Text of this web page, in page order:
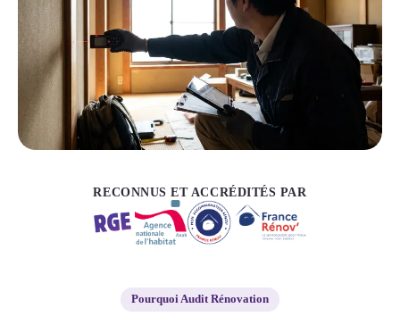
RECONNUS ET ACCRÉDITÉS PAR
Pourquoi Audit Rénovation